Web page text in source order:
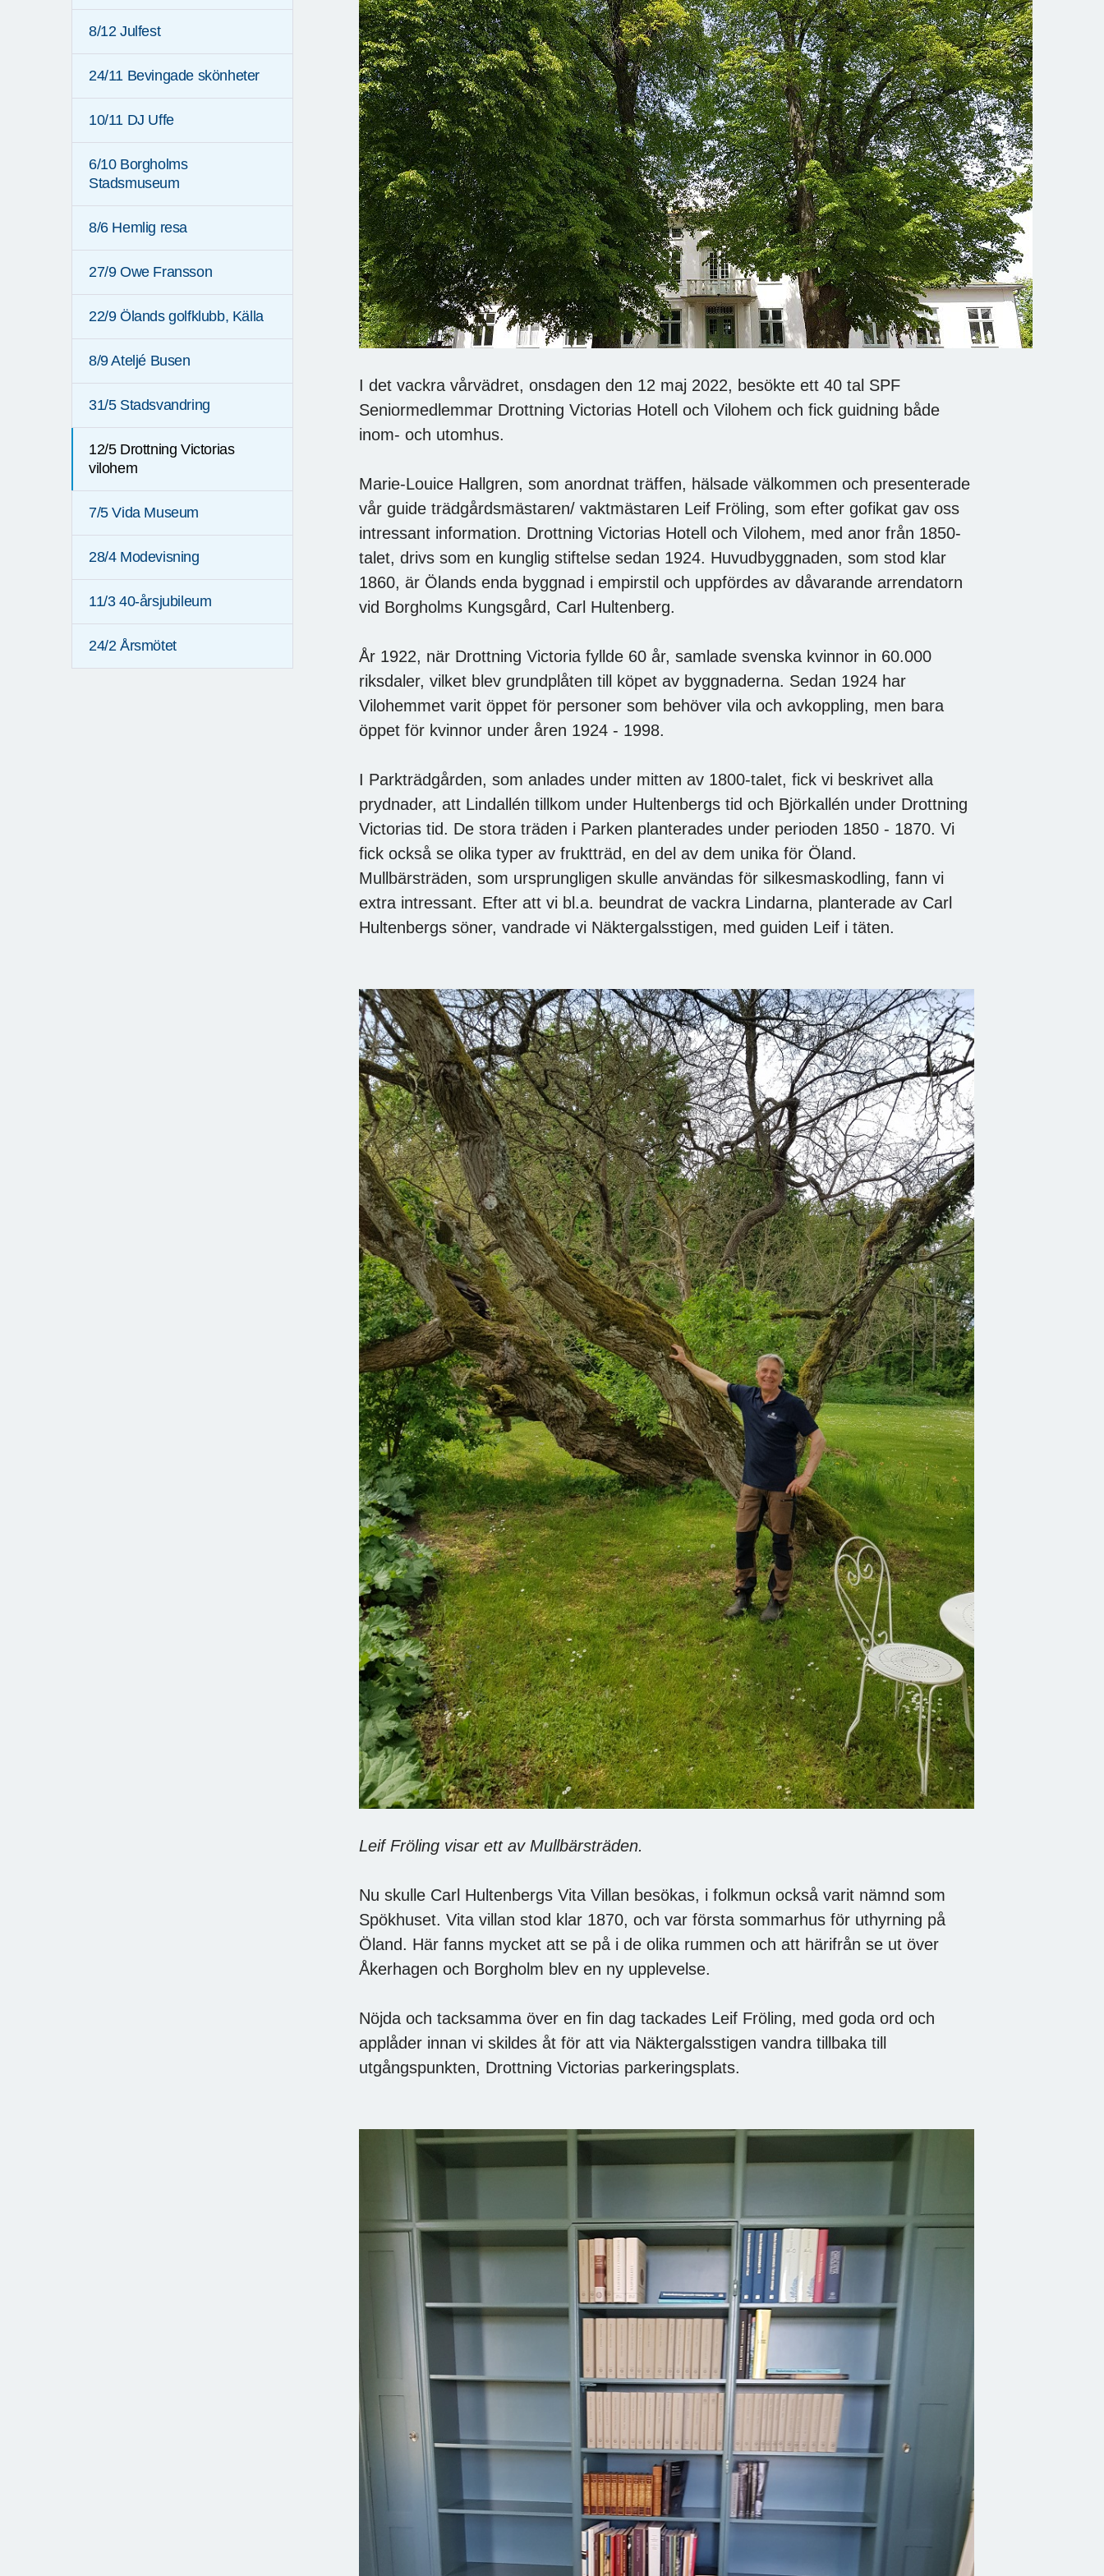
8/12 Julfest
24/11 Bevingade skönheter
10/11 DJ Uffe
6/10 Borgholms
Stadsmuseum
8/6 Hemlig resa
27/9 Owe Fransson
22/9 Ölands golfklubb, Källa
8/9 Ateljé Busen
31/5 Stadsvandring
12/5 Drottning Victorias
vilohem
7/5 Vida Museum
28/4 Modevisning
11/3 40-årsjubileum
24/2 Årsmötet
I det vackra vårvädret, onsdagen den 12 maj 2022, besökte ett 40 tal SPF
Seniormedlemmar Drottning Victorias Hotell och Vilohem och fick guidning både
inom- och utomhus.
Marie-Louice Hallgren, som anordnat träffen, hälsade välkommen och presenterade
vår guide trädgårdsmästaren/ vaktmästaren Leif Fröling, som efter gofikat gav oss
intressant information. Drottning Victorias Hotell och Vilohem, med anor från 1850-
talet, drivs som en kunglig stiftelse sedan 1924. Huvudbyggnaden, som stod klar
1860, är Ölands enda byggnad i empirstil och uppfördes av dåvarande arrendatorn
vid Borgholms Kungsgård, Carl Hultenberg.
År 1922, när Drottning Victoria fyllde 60 år, samlade svenska kvinnor in 60.000
riksdaler, vilket blev grundplåten till köpet av byggnaderna. Sedan 1924 har
Vilohemmet varit öppet för personer som behöver vila och avkoppling, men bara
öppet för kvinnor under åren 1924 - 1998.
I Parkträdgården, som anlades under mitten av 1800-talet, fick vi beskrivet alla
prydnader, att Lindallén tillkom under Hultenbergs tid och Björkallén under Drottning
Victorias tid. De stora träden i Parken planterades under perioden 1850 - 1870. Vi
fick också se olika typer av fruktträd, en del av dem unika för Öland.
Mullbärsträden, som ursprungligen skulle användas för silkesmaskodling, fann vi
extra intressant. Efter att vi bl.a. beundrat de vackra Lindarna, planterade av Carl
Hultenbergs söner, vandrade vi Näktergalsstigen, med guiden Leif i täten.
Leif Fröling visar ett av Mullbärsträden.
Nu skulle Carl Hultenbergs Vita Villan besökas, i folkmun också varit nämnd som
Spökhuset. Vita villan stod klar 1870, och var första sommarhus för uthyrning på
Öland. Här fanns mycket att se på i de olika rummen och att härifrån se ut över
Åkerhagen och Borgholm blev en ny upplevelse.
Nöjda och tacksamma över en fin dag tackades Leif Fröling, med goda ord och
applåder innan vi skildes åt för att via Näktergalsstigen vandra tillbaka till
utgångspunkten, Drottning Victorias parkeringsplats.